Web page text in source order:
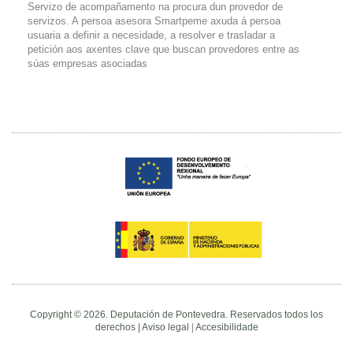
Servizo de acompañamento na procura dun provedor de
servizos. A persoa asesora Smartpeme axuda á persoa
usuaria a definir a necesidade, a resolver e trasladar a
petición aos axentes clave que buscan provedores entre as
súas empresas asociadas
Copyright © 2026. Deputación de Pontevedra. Reservados todos los
derechos | Aviso legal Accesibilidade